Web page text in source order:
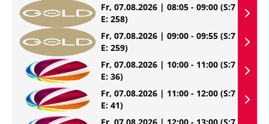
Fr, 07.08.2026 | 08:05 - 09:00 (S:7
E: 258)
Fr, 07.08.2026 | 09:00 - 09:55 (S:7
E: 259)
Fr, 07.08.2026 | 10:00 - 11:00 (S:7
E: 36)
Fr, 07.08.2026 | 11:00 - 12:00 (S:7
E: 41)